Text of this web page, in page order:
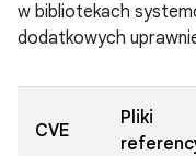
w bibliotekach
dodatkowych
CVE
Pliki